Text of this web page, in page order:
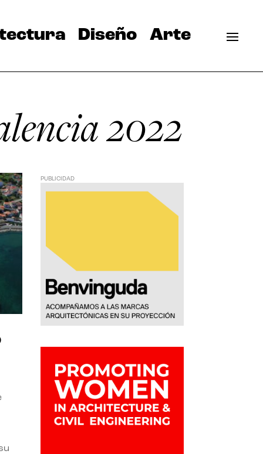
Diseño Arte
2022
PUBLICIDAD